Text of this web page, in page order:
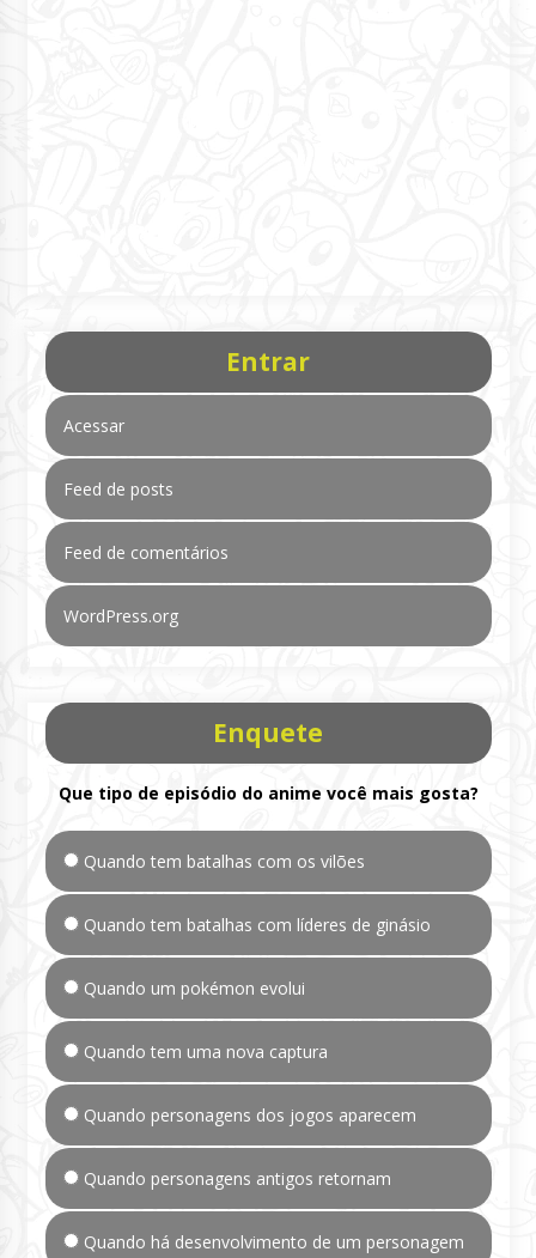
Entrar
Acessar
Feed de posts
Feed de comentários
WordPress.org
Enquete
Que tipo de episódio do anime você mais gosta?
Quando tem batalhas com os vilões
Quando tem batalhas com líderes de ginásio
Quando um pokémon evolui
Quando tem uma nova captura
Quando personagens dos jogos aparecem
Quando personagens antigos retornam
Quando há desenvolvimento de um personagem